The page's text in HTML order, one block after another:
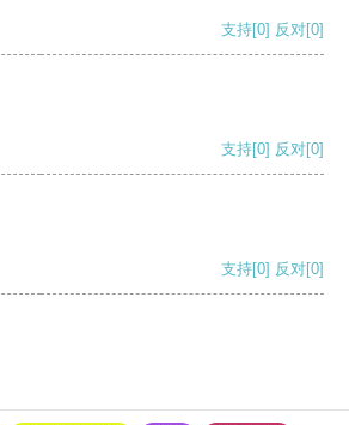
支持[0] 反对[0]
支持[0] 反对[0]
支持[0] 反对[0]